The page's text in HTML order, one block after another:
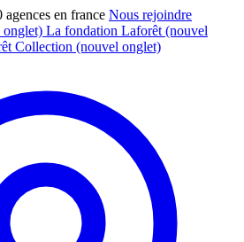
en france Nous rejoindre
onglet) La fondation Laforêt (nouvel
Collection (nouvel onglet)